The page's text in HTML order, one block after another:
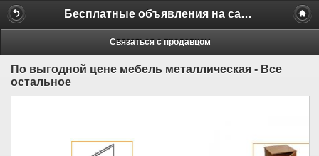
Бесплатные объявления на сайте MILAMO.ru
Связаться с продавцом
По выгодной цене мебель металлическая - Все
остальное